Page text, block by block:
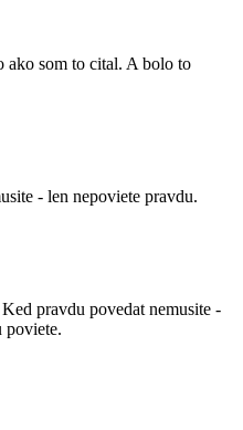
ako som to cital. A bolo to
- len nepoviete pravdu.
pravdu povedat nemusite -
poviete.